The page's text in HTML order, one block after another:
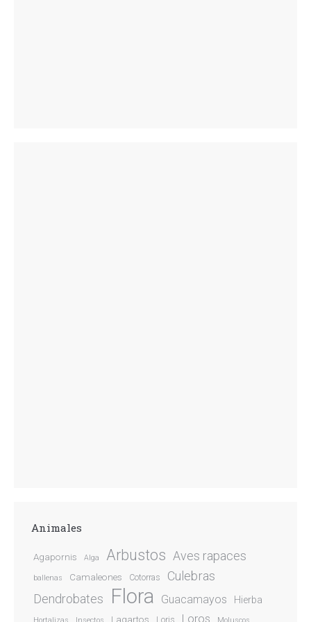
Animales
Agapornis Alga Arbustos Aves rapaces
ballenas Camaleones Cotorras Culebras
Dendrobates Flora Guacamayos Hierba
Lagartos Loros